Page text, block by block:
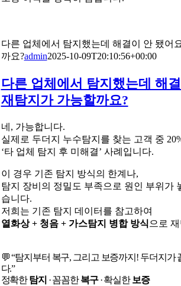
다른 업체에서 탐지했는데 해결이 안 됐어
까요?admin2025-10-09T20:10:56+00:00
다른 업체에서 탐지했는데 해
재탐지가 가능할까요?
네, 가능합니다.
실제로 두더지 누수탐지를 찾는 고객 중
‘타 업체 탐지 후 미해결’ 사례입니다.
이 경우 기존 탐지 방식의 한계나,
탐지 장비의 정밀도 부족으로 원인 부위가
습니다.
저희는 기존 탐지 데이터를 참고하여
열화상 + 청음 + 가스탐지 병합 방식 으로
💬 “탐지부터 복구, 그리고 보증까지! 두더지가
다.”
정확한탐지 · 꼼꼼한복구· 확실한보증